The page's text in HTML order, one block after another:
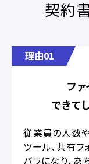
契約
理由01
フ
できて
従業員の人数
ツール、共有
バラになり、あ